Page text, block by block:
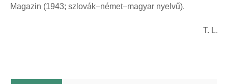
Magazin (1943; szlovák–német–magyar nyelvű).
T. L.